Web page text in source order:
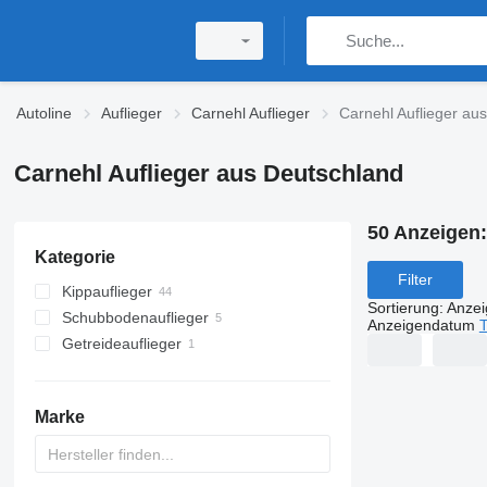
Autoline Auflieger Carnehl Auflieger Carnehl Auflieger
Carnehl Auflieger aus Deutschland
Kategorie
Kippauflieger
Schubbodenauflieger
Getreideauflieger
Marke
50 Anzeigen:
Filter
Sortierung:
Anzeigendatum